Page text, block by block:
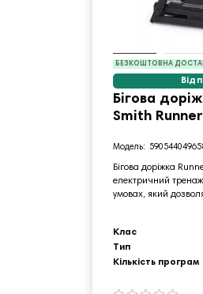
БЕЗКОШТОВНА
Бігова
Smith
Бігова доріжка
електричний
умовах, який
Клас
Тип
Кількість програм